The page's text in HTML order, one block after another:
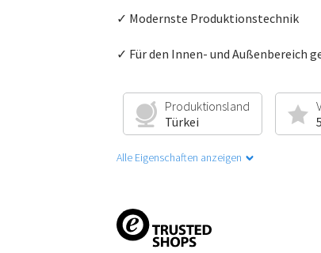
✓ Modernste Produktionstechnik
✓ Für den Innen- und Außenbereich
Produktionsland
Türkei
Alle Eigenschaften anzeigen